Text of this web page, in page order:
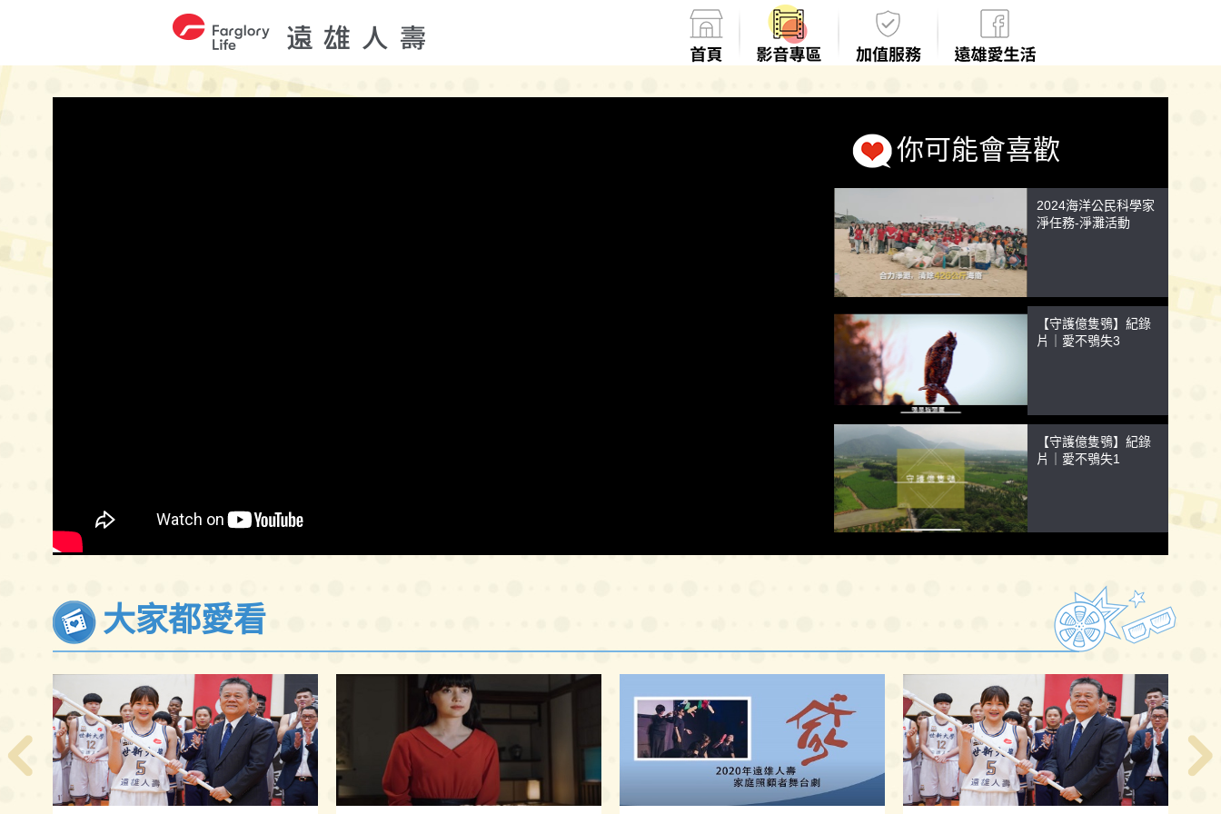
你可能會喜歡
2024海洋公民科學家
淨任務-淨灘活動
【守護億隻鴞】紀錄
片｜愛不鴞失3
【守護億隻鴞】紀錄
片｜愛不鴞失1
大家都愛看